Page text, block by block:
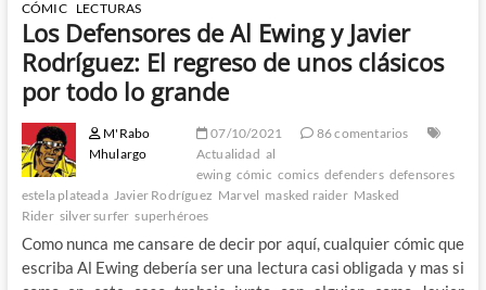
CÓMIC LECTURAS
Los Defensores de Al Ewing y Javier
Rodríguez: El regreso de unos clásicos
por todo lo grande
M'Rabo
Mhulargo
07/10/2021
86 comentarios
Actualidad al
ewing cómic comics defenders defensores
estela plateada Javier Rodríguez Marvel masked raider Masked
Rider silver surfer superhéroes
Como nunca me cansare de decir por aquí, cualquier cómic que
escriba Al Ewing debería ser una lectura casi obligada y mas si